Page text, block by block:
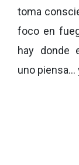
toma
foco en
hay donde
uno